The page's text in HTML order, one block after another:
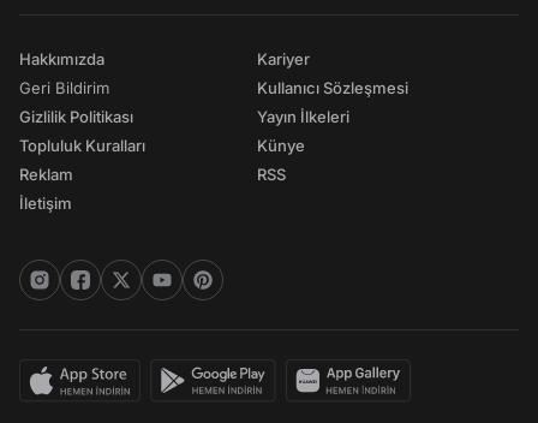
Hakkımızda
Geri Bildirim
Gizlilik Politikası
Topluluk Kuralları
Reklam
İletişim
Kariyer
Kullanıcı Sözleşmesi
Yayın İlkeleri
Künye
RSS